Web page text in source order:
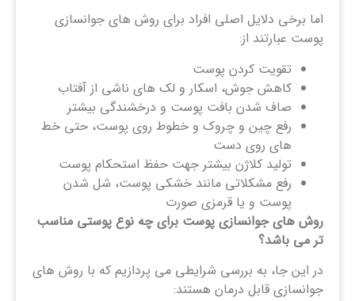
اما برخی دلایل اصلی افراد برای روش های جوانسازی
پوست عبارتند از:
تقویت کردن پوست
کاهش جوش، اسکار و لک های ناشی از آفتاب
صاف شدن بافت پوست و درخشندگی بیشتر
رفع چین و چروک و خطوط روی پوست، حتی خط
های روی دست
تولید کلاژن بیشتر جهت حفظ استحکام پوست
رفع مشکلاتی مانند خشکی پوست، شل شدن
پوست و یا قرمزی صورت
روش های جوانسازی پوست برای چه نوع پوستی مناسب
تر می باشد؟
در این جا، به بررسی شرایطی می پردازیم که با روش های
جوانسازی قابل درمان هستند: